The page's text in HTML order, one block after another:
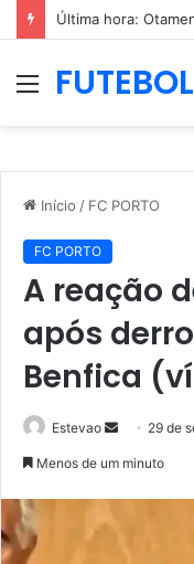
MenuFUTEBOL
Início / FC PORTO
FC PORTO
A reação
após
Benfica
Estevao
Mande29 de
Menos de um minuto